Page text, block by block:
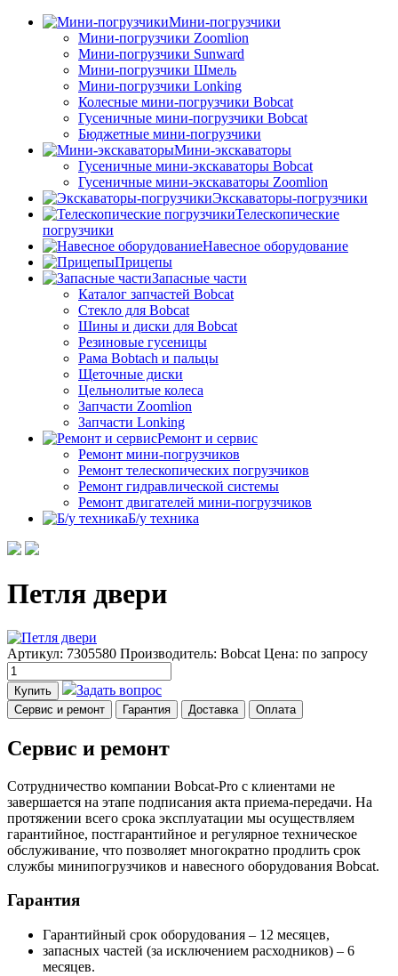
Мини-погрузчики
Мини-погрузчики Zoomlion
Мини-погрузчики Sunward
Мини-погрузчики Шмель
Мини-погрузчики Lonking
Колесные мини-погрузчики Bobcat
Гусеничные мини-погрузчики Bobcat
Бюджетные мини-погрузчики
Мини-экскаваторы
Гусеничные мини-экскаваторы Bobcat
Гусеничные мини-экскаваторы Zoomlion
Экскаваторы-погрузчики
Телескопические
погрузчики
Навесное оборудование
Прицепы
Запасные части
Каталог запчастей Bobcat
Стекло для Bobcat
Шины и диски для Bobcat
Резиновые гусеницы
Рама Bobtach и пальцы
Щеточные диски
Цельнолитые колеса
Запчасти Zoomlion
Запчасти Lonking
Ремонт и сервис
Ремонт мини-погрузчиков
Ремонт телескопических погрузчиков
Ремонт гидравлической системы
Ремонт двигателей мини-погрузчиков
Б/у техника
Петля двери
Артикул: 7305580 Производитель: Bobcat Цена: по запросу
Купить Задать вопрос
Сервис и ремонт Гарантия Доставка Оплата
Сервис и ремонт
Сотрудничество компании Bobcat-Pro с клиентами не
завершается на этапе подписания акта приема-передачи. На
протяжении всего срока эксплуатации мы осуществляем
гарантийное, постгарантийное и регулярное техническое
обслуживание, что позволяет многократно продлить срок
службы минипогрузчиков и навесного оборудования Bobcat.
Гарантия
Гарантийный срок оборудования – 12 месяцев,
запасных частей (за исключением расходников) – 6
месяцев.